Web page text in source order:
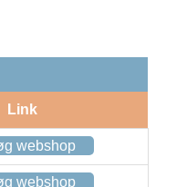
Link
webshop
webshop